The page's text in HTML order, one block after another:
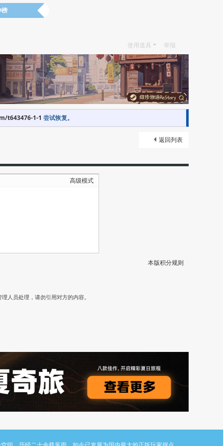
榜
使用道具 举报
t643476-1-1 尝试恢复。
返回列表
高级模式
本版积分规则
人员处理，请勿引用对方的内容。